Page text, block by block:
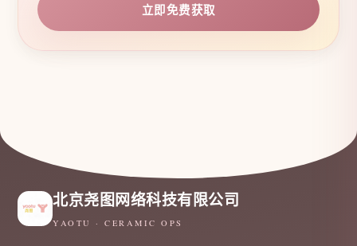
立即免费获取
北京尧图网络科技有限公司
YAOTU · CERAMIC OPS